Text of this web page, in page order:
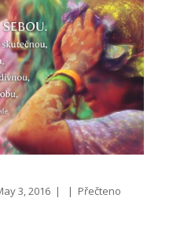
3, 2016 | | Přečteno